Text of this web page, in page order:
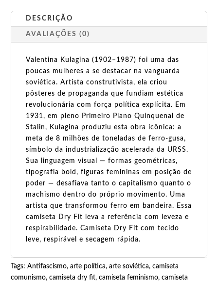
DESCRIÇÃO
AVALIAÇÕES (0)
Valentina Kulagina (1902–1987) foi uma das
poucas mulheres a se destacar na vanguarda
soviética. Artista construtivista, ela criou
pôsteres de propaganda que fundiam estética
revolucionária com força política explícita. Em
1931, em pleno Primeiro Plano Quinquenal de
Stalin, Kulagina produziu esta obra icônica: a
meta de 8 milhões de toneladas de ferro-gusa,
símbolo da industrialização acelerada da URSS.
Sua linguagem visual — formas geométricas,
tipografia bold, figuras femininas em posição de
poder — desafiava tanto o capitalismo quanto o
machismo dentro do próprio movimento. Uma
artista que transformou ferro em bandeira. Essa
camiseta Dry Fit leva a referência com leveza e
respirabilidade. Camiseta Dry Fit com tecido
leve, respirável e secagem rápida.
Tags:Antifascismo,arte política,arte soviética,camiseta
comunismo,camiseta dry fit,camiseta feminismo,camiseta